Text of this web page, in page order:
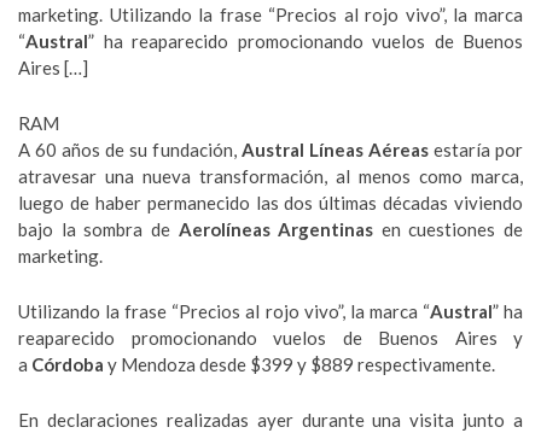
marketing. Utilizando la frase “Precios al rojo vivo”, la marca
“Austral” ha reaparecido promocionando vuelos de Buenos
Aires […]
RAM
A 60 años de su fundación, Austral Líneas Aéreasestaría por
atravesar una nueva transformación, al menos como marca,
luego de haber permanecido las dos últimas décadas viviendo
bajo la sombra de Aerolíneas Argentinas en cuestiones de
marketing.
Utilizando la frase “Precios al rojo vivo”, la marca “Austral” ha
reaparecido promocionando vuelos de Buenos Aires y
a Córdoba y Mendoza desde $399 y $889 respectivamente.
En declaraciones realizadas ayer durante una visita junto a